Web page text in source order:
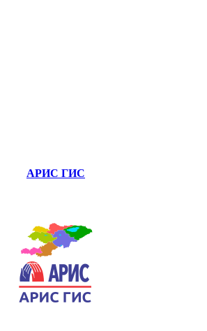
АРИС ГИС